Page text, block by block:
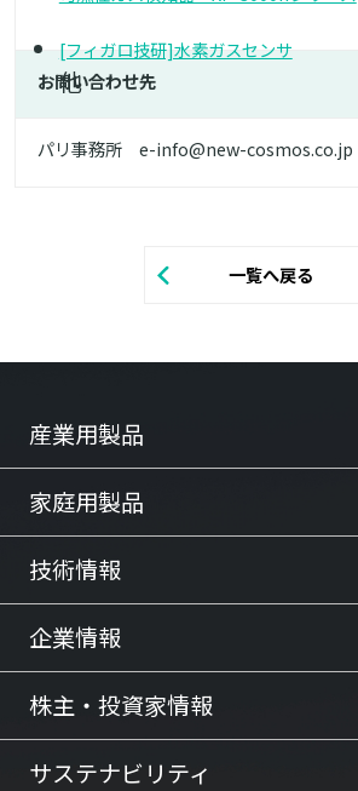
[フィガロ技研]水素ガスセンサ
他
お問い合わせ先
パリ事務所 e-info@new-cosmos.co.jp
一覧へ戻る
産業用製品
家庭用製品
技術情報
企業情報
株主・投資家情報
サステナビリティ